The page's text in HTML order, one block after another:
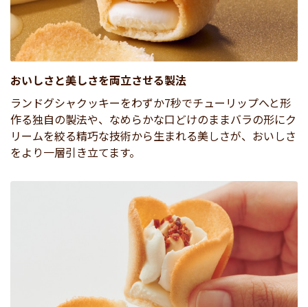
おいしさと美しさを両立させる製法
ランドグシャクッキーをわずか7秒でチューリップへと形
作る独自の製法や、なめらかな口どけのままバラの形にク
リームを絞る精巧な技術から生まれる美しさが、おいしさ
をより一層引き立てます。